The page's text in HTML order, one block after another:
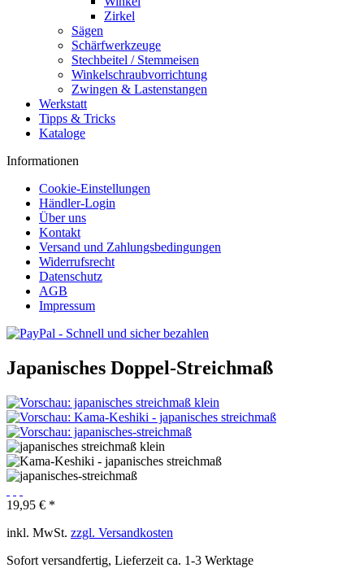
Zirkel
Sägen
Schärfwerkzeuge
Stechbeitel / Stemmeisen
Winkelschraubvorrichtung
Zwingen & Lastenstangen
Werkstatt
Tipps & Tricks
Kataloge
Informationen
Cookie-Einstellungen
Händler-Login
Über uns
Kontakt
Versand und Zahlungsbedingungen
Widerrufsrecht
Datenschutz
AGB
Impressum
Japanisches Doppel-Streichmaß
19,95 € *
inkl. MwSt. zzgl. Versandkosten
Sofort versandfertig, Lieferzeit ca. 1-3 Werktage